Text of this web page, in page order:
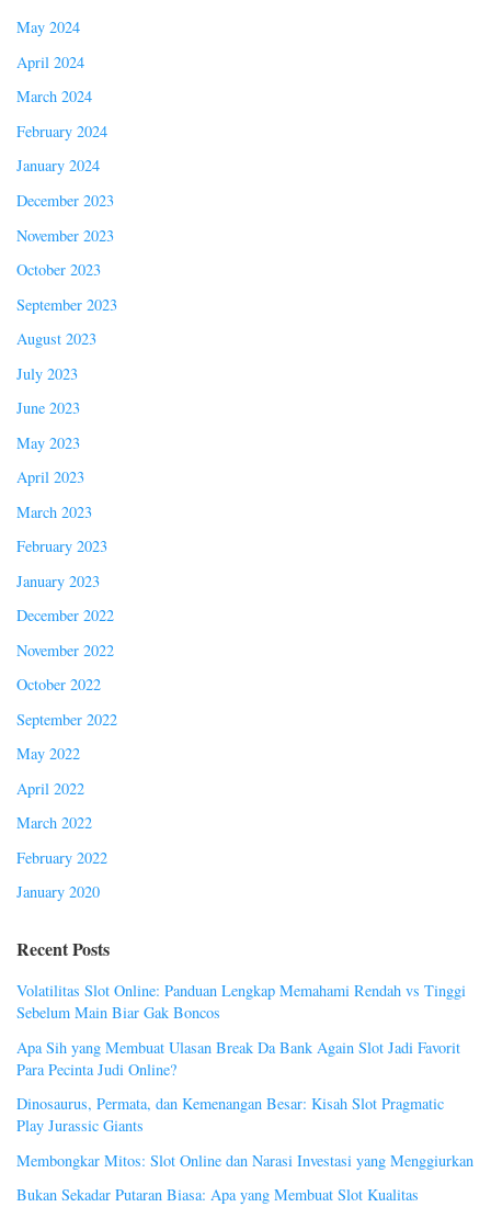
May 2024
April 2024
March 2024
February 2024
January 2024
December 2023
November 2023
October 2023
September 2023
August 2023
July 2023
June 2023
May 2023
April 2023
March 2023
February 2023
January 2023
December 2022
November 2022
October 2022
September 2022
May 2022
April 2022
March 2022
February 2022
January 2020
Recent Posts
Volatilitas Slot Online: Panduan Lengkap Memahami Rendah vs Tinggi
Sebelum Main Biar Gak Boncos
Apa Sih yang Membuat Ulasan Break Da Bank Again Slot Jadi Favorit
Para Pecinta Judi Online?
Dinosaurus, Permata, dan Kemenangan Besar: Kisah Slot Pragmatic
Play Jurassic Giants
Membongkar Mitos: Slot Online dan Narasi Investasi yang Menggiurkan
Bukan Sekadar Putaran Biasa: Apa yang Membuat Slot Kualitas